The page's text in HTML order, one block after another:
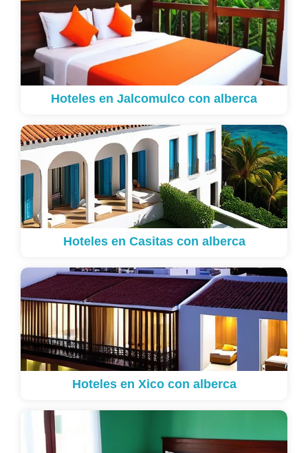
Hoteles en Jalcomulco con alberca
Hoteles en Casitas con alberca
Hoteles en Xico con alberca